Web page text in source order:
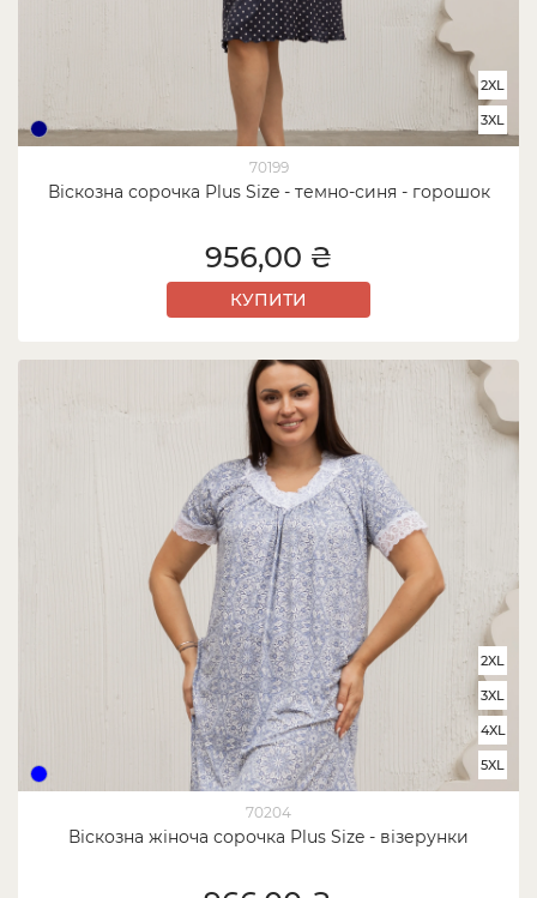
70199
Віскозна сорочка Plus Size - темно-синя - горошок
2XL
3XL
956,00 ₴
КУПИТИ
70204
Віскозна жіноча сорочка Plus Size - візерунки
2XL
3XL
4XL
5XL